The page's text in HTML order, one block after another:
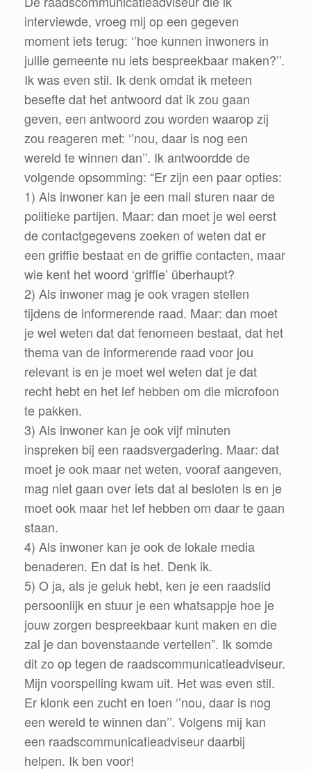
interviewde, vroeg mij op een gegeven
moment iets terug: ‘’hoe kunnen inwoners in
jullie gemeente nu iets bespreekbaar maken?’’.
Ik was even stil. Ik denk omdat ik meteen
besefte dat het antwoord dat ik zou gaan
geven, een antwoord zou worden waarop zij
zou reageren met: ‘’nou, daar is nog een
wereld te winnen dan’’. Ik antwoordde de
volgende opsomming: “Er zijn een paar opties:
1) Als inwoner kan je een mail sturen naar de
politieke partijen. Maar: dan moet je wel eerst
de contactgegevens zoeken of weten dat er
een griffie bestaat en de griffie contacten, maar
wie kent het woord ‘griffie’ überhaupt?
2) Als inwoner mag je ook vragen stellen
tijdens de informerende raad. Maar: dan moet
je wel weten dat dat fenomeen bestaat, dat het
thema van de informerende raad voor jou
relevant is en je moet wel weten dat je dat
recht hebt en het lef hebben om die microfoon
te pakken.
3) Als inwoner kan je ook vijf minuten
inspreken bij een raadsvergadering. Maar: dat
moet je ook maar net weten, vooraf aangeven,
mag niet gaan over iets dat al besloten is en je
moet ook maar het lef hebben om daar te gaan
staan.
4) Als inwoner kan je ook de lokale media
benaderen. En dat is het. Denk ik.
5) O ja, als je geluk hebt, ken je een raadslid
persoonlijk en stuur je een whatsappje hoe je
jouw zorgen bespreekbaar kunt maken en die
zal je dan bovenstaande vertellen”. Ik somde
dit zo op tegen de raadscommunicatieadviseur.
Mijn voorspelling kwam uit. Het was even stil.
Er klonk een zucht en toen ‘’nou, daar is nog
een wereld te winnen dan’’. Volgens mij kan
een raadscommunicatieadviseur daarbij
helpen. Ik ben voor!